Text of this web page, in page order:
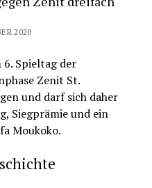
2020
Spieltag der
Zenit St.
und darf sich daher
Siegprämie und ein
Moukoko.